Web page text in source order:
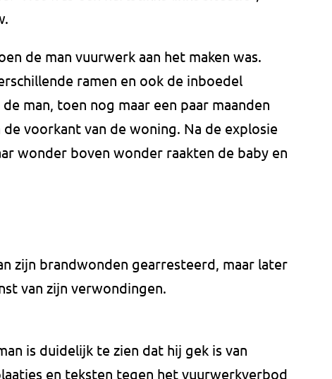
de man vuurwerk aan het maken was.
ramen en ook de inboedel
man, toen nog maar een paar maanden
voorkant van de woning. Na de explosie
wonder boven wonder raakten de baby en
zijn brandwonden gearresteerd, maar later
van zijn verwondingen.
is duidelijk te zien dat hij gek is van
en teksten tegen het vuurwerkverbod